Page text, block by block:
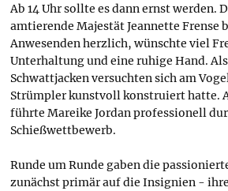
Ab 14 Uhr sollte es dann ernst werden.
amtierende Majestät Jeannette Frense
Anwesenden herzlich, wünschte viel
Unterhaltung und eine ruhige Hand.
Schwattjacken versuchten sich am
Strümpler kunstvoll konstruiert hatte.
führte Mareike Jordan professionell
Schießwettbewerb.
Runde um Runde gaben die
zunächst primär auf die Insignien - ihre